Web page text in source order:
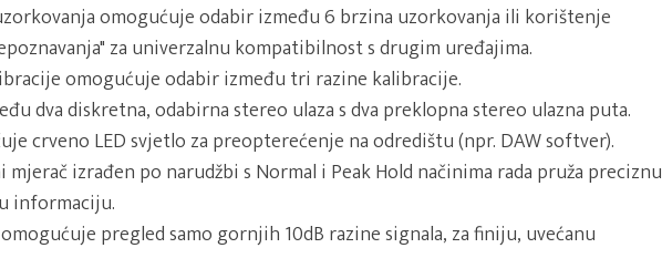
omogućuje odabir između 6 brzina uzorkovanja ili korištenje
za univerzalnu kompatibilnost s drugim uređajima.
omogućuje odabir između tri razine kalibracije.
dva diskretna, odabirna stereo ulaza s dva preklopna stereo ulazna puta.
crveno LED svjetlo za preopterećenje na odredištu (npr. DAW softver).
izrađen po narudžbi s Normal i Peak Hold načinima rada pruža preciznu
informaciju.
pregled samo gornjih 10dB razine signala, za finiju, uvećanu